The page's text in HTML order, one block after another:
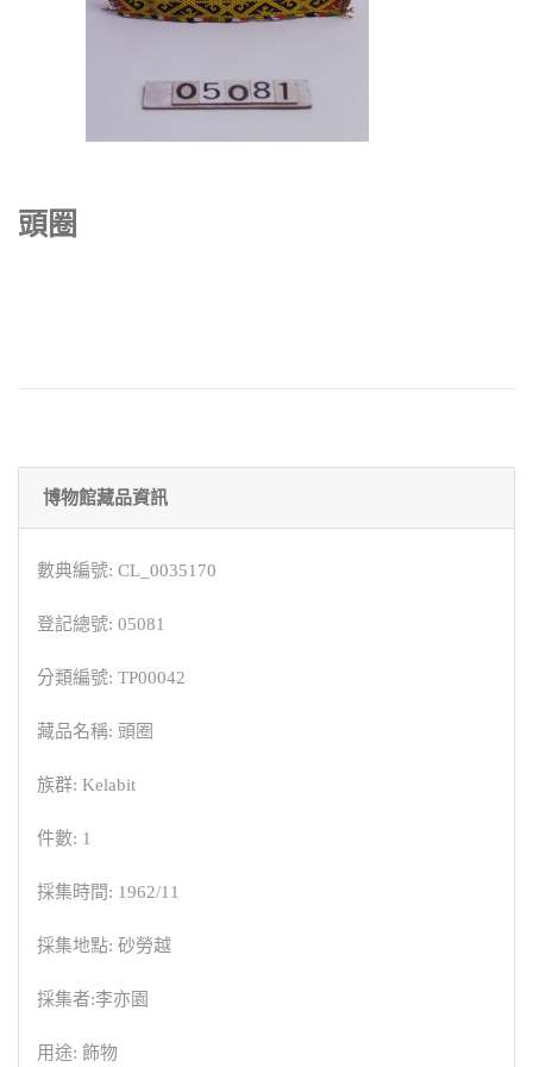
頭圈
博物館藏品資訊
數典編號: CL_0035170
登記總號: 05081
分類編號: TP00042
藏品名稱: 頭圈
族群: Kelabit
件數: 1
採集時間: 1962/11
採集地點: 砂勞越
採集者:李亦園
用途: 飾物